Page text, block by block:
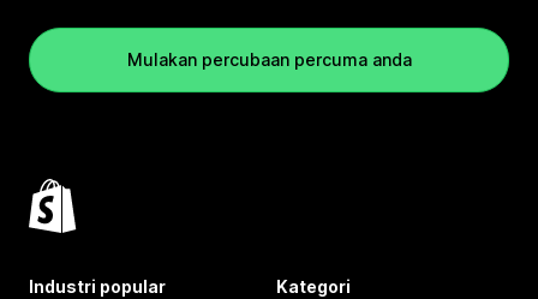
Mulakan percubaan percuma anda
Industri popular Kategori